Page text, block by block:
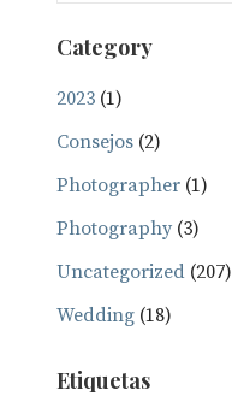
Category
2023(1)
Consejos(2)
Photographer(1)
Photography(3)
Uncategorized(207)
Wedding(18)
Etiquetas